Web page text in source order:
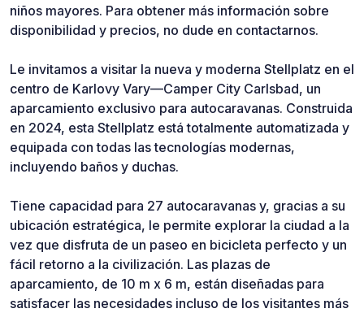
niños mayores. Para obtener más información sobre
disponibilidad y precios, no dude en contactarnos.
Le invitamos a visitar la nueva y moderna Stellplatz en el
centro de Karlovy Vary—Camper City Carlsbad, un
aparcamiento exclusivo para autocaravanas. Construida
en 2024, esta Stellplatz está totalmente automatizada y
equipada con todas las tecnologías modernas,
incluyendo baños y duchas.
Tiene capacidad para 27 autocaravanas y, gracias a su
ubicación estratégica, le permite explorar la ciudad a la
vez que disfruta de un paseo en bicicleta perfecto y un
fácil retorno a la civilización. Las plazas de
aparcamiento, de 10 m x 6 m, están diseñadas para
satisfacer las necesidades incluso de los visitantes más